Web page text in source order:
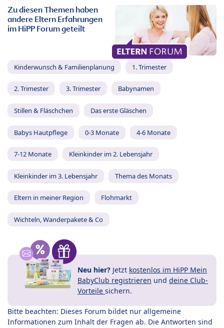
Zu diesen Themen haben
andere Eltern Erfahrungen
im HiPP Forum geteilt
Kinderwunsch & Familienplanung 1. Trimester
2. Trimester 3. Trimester Babynamen
Stillen & Fläschchen Das erste Gläschen
Babys Hautpflege 0-3 Monate 4-6 Monate
7-12 Monate Kleinkinder im 2. Lebensjahr
Kleinkinder im 3. Lebensjahr Thema des Monats
Eltern in meiner Region Flohmarkt
Wichteln, Wanderpakete & Co
Neu hier? Jetzt kostenlos im HiPP Mein
BabyClub registrieren und deine Club-
Vorteile sichern.
Bitte beachten: Dieses Forum bildet nur allgemeine
Informationen zum Inhalt der Fragen ab. Die Antworten sind